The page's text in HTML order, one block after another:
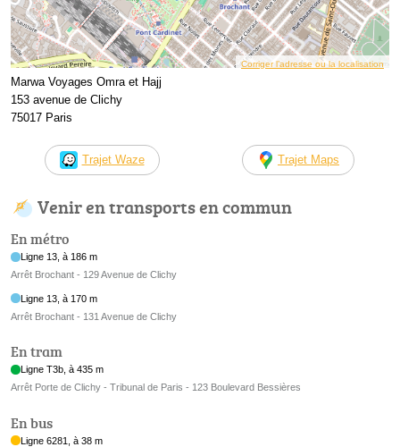
Corriger l’adresse ou la localisation
Marwa Voyages Omra et Hajj
153 avenue de Clichy
75017 Paris
Trajet Waze Trajet Maps
Venir en transports en commun
En métro
Ligne 13, à 186 m
Arrêt Brochant - 129 Avenue de Clichy
Ligne 13, à 170 m
Arrêt Brochant - 131 Avenue de Clichy
En tram
Ligne T3b, à 435 m
Arrêt Porte de Clichy - Tribunal de Paris - 123 Boulevard Bessières
En bus
Ligne 6281, à 38 m